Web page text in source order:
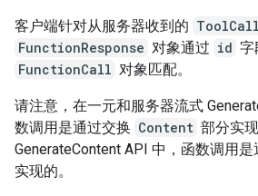
客户端针对从服务器收到的 ToolCall
FunctionResponse 对象通过 id 字
FunctionCall 对象匹配。
请注意，在一元和服务器流式
数调用是通过交换 Content 部分实
GenerateContent API 中，函数调用
实现的。